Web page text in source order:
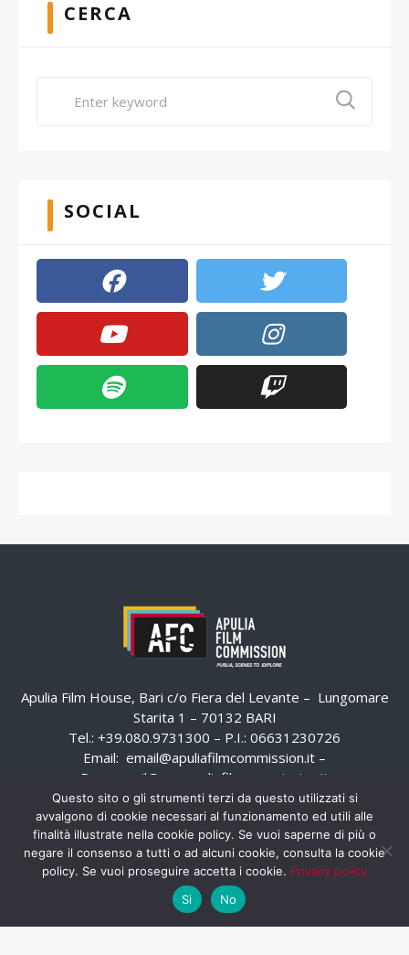
CERCA
SOCIAL
Apulia Film House, Bari c/o Fiera del Levante – Lungomare
Starita 1 – 70132 BARI
Tel.: +39.080.9731300 – P.I.: 06631230726
Email: email@apuliafilmcommission.it –
Pec:
email@pec.apuliafilmcommission.it
Questo sito o gli strumenti terzi da questo utilizzati si
avvalgono di cookie necessari al funzionamento ed utili alle
finalità illustrate nella cookie policy. Se vuoi saperne di più o
negare il consenso a tutti o ad alcuni cookie, consulta la cookie
policy. Se vuoi proseguire accetta i cookie. Privacy policy
Si
No